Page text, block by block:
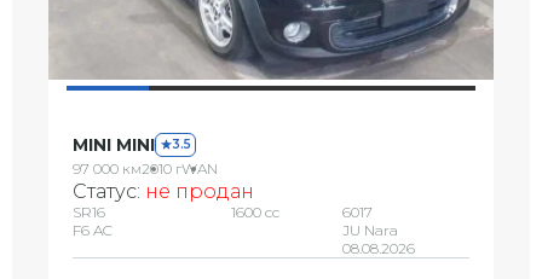
MINI MINI 3.5
97 000 км2010 гWAN
Статус: не продан
SR16
F6 AC
1600 сс
6017
JU Nara
08.08.2026